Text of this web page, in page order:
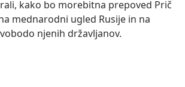
kako bo morebitna prepoved Prič
mednarodni ugled Rusije in na
njenih državljanov.